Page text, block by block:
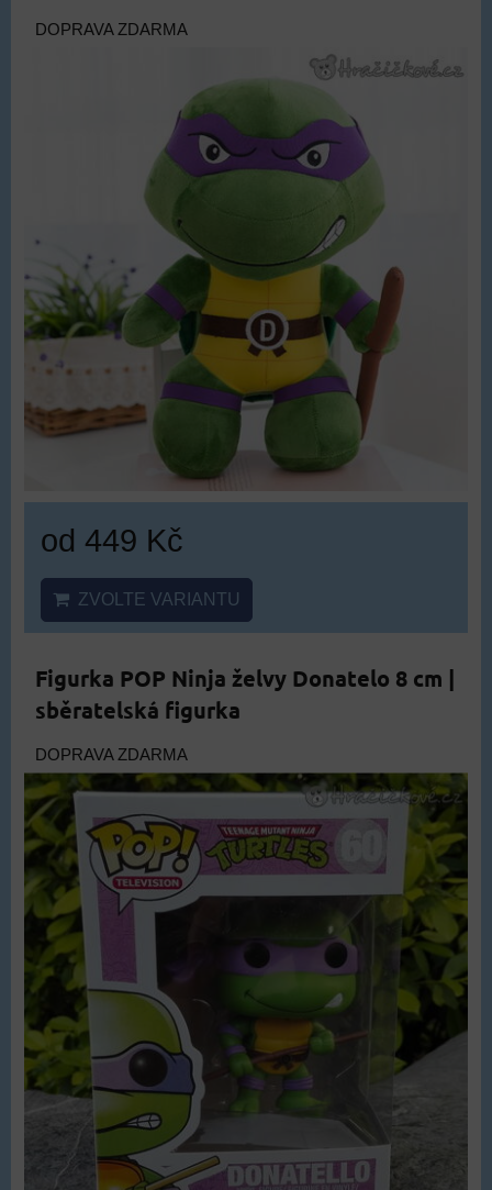
DOPRAVA ZDARMA
od 449 Kč
ZVOLTE VARIANTU
Figurka POP Ninja želvy Donatelo 8 cm |
sběratelská figurka
DOPRAVA ZDARMA